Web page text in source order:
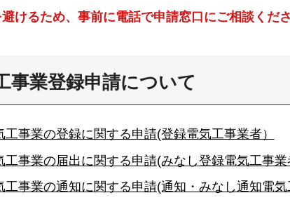
けるため、事前に電話で申請窓口にご相談くださ
事業登録申請について
工事業の登録に関する申請(登録電気工事業者）
工事業の届出に関する申請(みなし登録電気工事業
工事業の通知に関する申請(通知・みなし通知電気